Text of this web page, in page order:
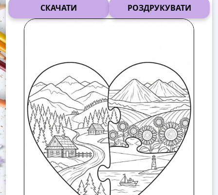
СКАЧАТИ РОЗДРУКУВАТИ